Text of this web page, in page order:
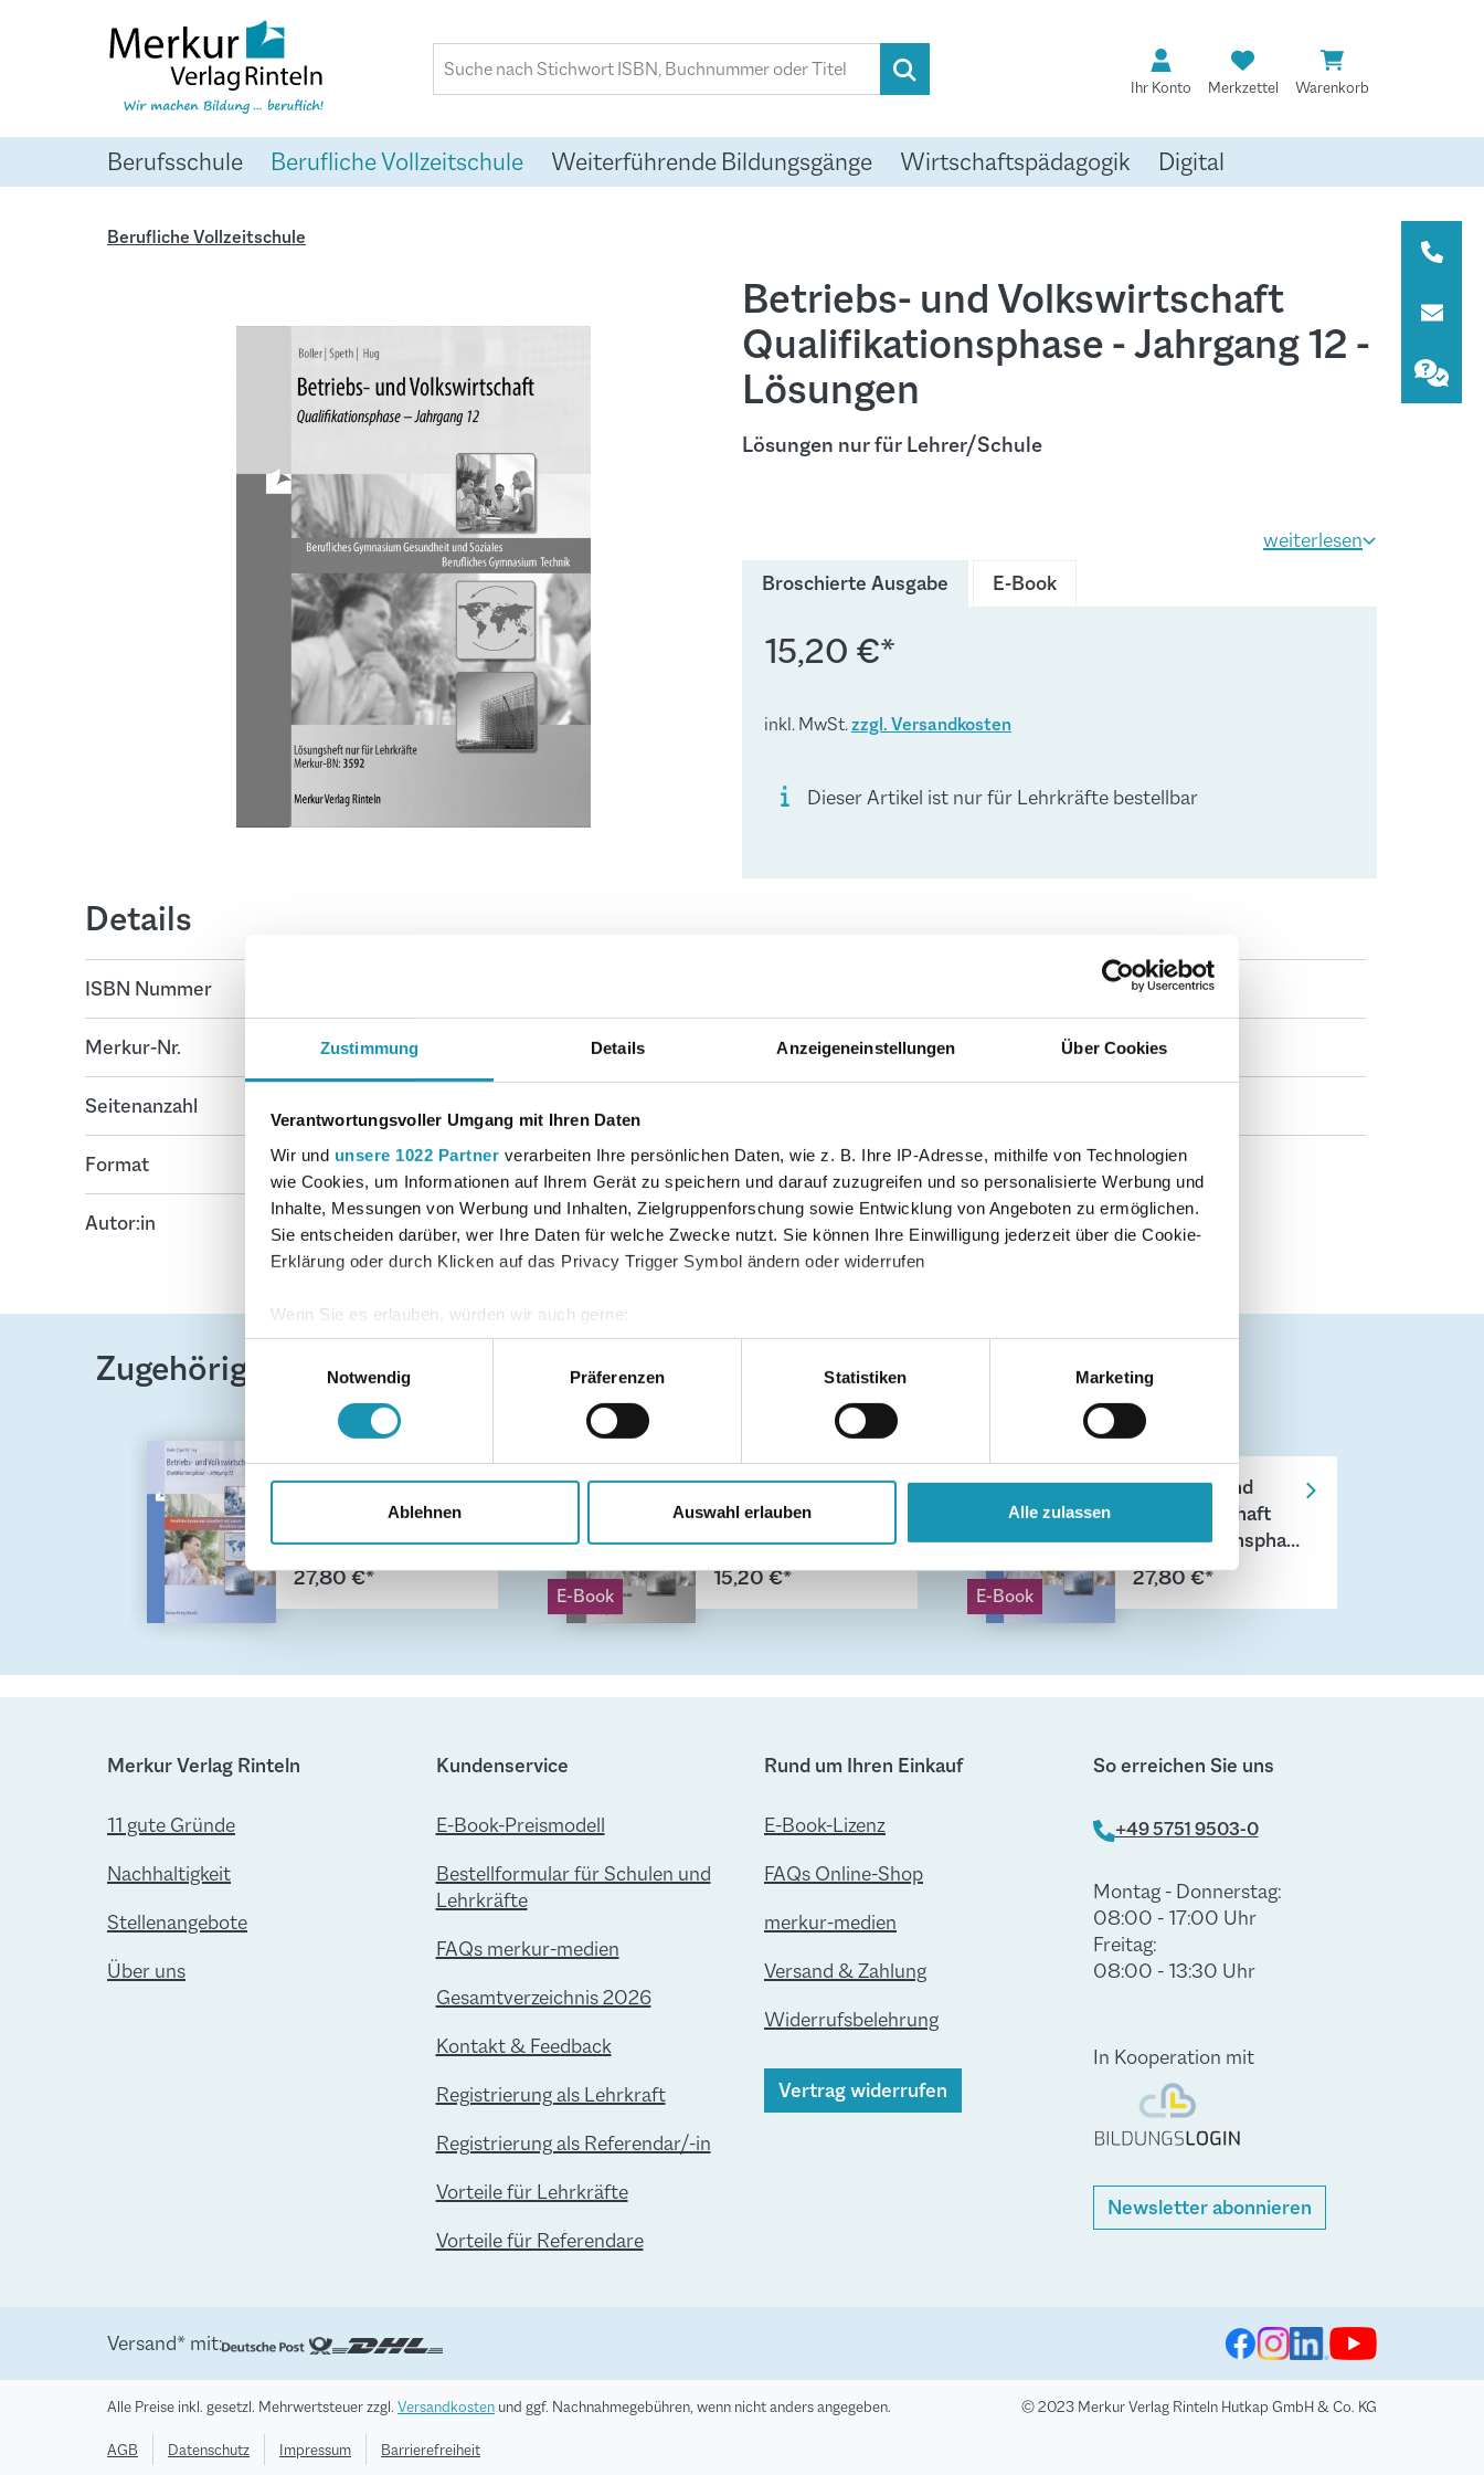
Zustimmung Details Anzeigeneinstellungen Über Cookies
Verantwortungsvoller Umgang mit Ihren Daten
Wir und unsere 1022 Partner verarbeiten Ihre persönlichen Daten, wie z. B. Ihre IP-Adresse, mithilfe von Technologien
wie Cookies, um Informationen auf Ihrem Gerät zu speichern und darauf zuzugreifen und so personalisierte Werbung und
Inhalte, Messungen von Werbung und Inhalten, Zielgruppenforschung sowie Entwicklung von Angeboten zu ermöglichen.
Sie entscheiden darüber, wer Ihre Daten für welche Zwecke nutzt. Sie können Ihre Einwilligung jederzeit über die Cookie-
Erklärung oder durch Klicken auf das Privacy Trigger Symbol ändern oder widerrufen
Wenn Sie es erlauben, würden wir auch gerne:
Informationen über Ihre geografische Lage erfassen, welche bis auf einige Meter genau sein können
Ihr Gerät durch aktives Scannen nach bestimmten Merkmalen (Fingerprinting) identifizieren
Erfahren Sie mehr darüber, wie Ihre persönlichen Daten verarbeitet werden, und legen Sie Ihre Präferenzen imAbschnitt
Einzelheitenfest.
Wir verwenden Cookies, um Inhalte und Anzeigen zu personalisieren, Funktionen für soziale Medien anbieten zu können
und die Zugriffe auf unsere Website zu analysieren. Außerdem geben wir Informationen zu Ihrer Verwendung unserer
der Dienste gesammelt haben.
Notwendig
Präferenzen Statistiken Marketing
Ablehnen Auswahl erlauben Alle zulassen
Zur Hauptnavigation springen
Merkzettel
Ihr Konto Warenkorb
Berufsschule Berufliche Vollzeitschule Weiterführende Bildungsgänge Wirtschaftspädagogik Digital
Berufliche Vollzeitschule
Bildergalerie überspringen
Betriebs- und Volkswirtschaft
Qualifikationsphase - Jahrgang 12 -
Lösungen
Lösungen nur für Lehrer/Schule
weiterlesen
Broschierte Ausgabe
E-Book(Diese Option ist zurzeit nicht verfügbar.)
15,20 €*
inkl. MwSt.zzgl. Versandkosten
Dieser Artikel ist nur für Lehrkräfte bestellbar
Details
ISBN Nummer
Merkur-Nr. 3592-06
Seitenanzahl
Format 17 cm x 24 cm
Autor:in
Boller, Eberhard; Speth, Hermann; Hug,
Hartmut
Auflage
Fach Volks- & Betriebswirtschaft
Zugehörige Produkte
Produktgalerie überspringen
Betriebs- und
Volkswirtschaft
Qualifikationsphas
e - Jahrgang 12
27,80 €*
E-Book
Betriebs- und
Volkswirtschaft
Qualifikationsphas
e - Jahrgang 12 -
Lösungen
15,20 €*
E-Book
Betriebs- und
Volkswirtschaft
Qualifikationsphas
e - Jahrgang 12
27,80 €*
So erreichen Sie uns
+49 5751 9503-0
Montag - Donnerstag:
08:00 - 17:00 Uhr
Freitag:
08:00 - 13:30 Uhr
In Kooperation mit
Newsletter abonnieren
Merkur Verlag Rinteln
11 gute Gründe
Nachhaltigkeit
Stellenangebote
Über uns
Kundenservice
E-Book-Preismodell
Bestellformular für Schulen und
Lehrkräfte
FAQs merkur-medien
Gesamtverzeichnis 2026
Kontakt & Feedback
Registrierung als Lehrkraft
Registrierung als Referendar/-in
Vorteile für Lehrkräfte
Vorteile für Referendare
Rund um Ihren Einkauf
E-Book-Lizenz
FAQs Online-Shop
merkur-medien
Versand & Zahlung
Widerrufsbelehrung
Vertrag widerrufen
Versand* mit:
Alle Preise inkl. gesetzl. Mehrwertsteuer zzgl. Versandkosten und ggf. Nachnahmegebühren, wenn nicht anders angegeben. © 2023 Merkur Verlag Rinteln Hutkap GmbH & Co. KG
AGB Datenschutz Impressum Barrierefreiheit